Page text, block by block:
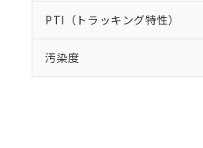
PTI（トラッキング特性）
汚染度